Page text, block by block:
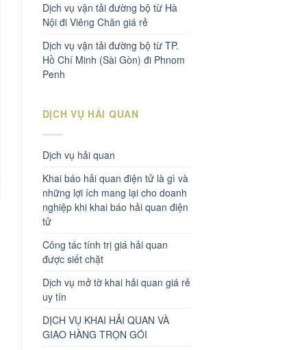
Dịch vụ vận tải đường bộ từ Hà
Nội đi Viêng Chăn giá rẻ
Dịch vụ vận tải đường bộ từ TP.
Hồ Chí Minh (Sài Gòn) đi Phnom
Penh
DỊCH VỤ HẢI QUAN
Dịch vụ hải quan
Khai báo hải quan điện tử là gì và
những lợi ích mang lại cho doanh
nghiệp khi khai báo hải quan điện
tử
Công tác tính trị giá hải quan
được siết chặt
Dịch vụ mở tờ khai hải quan giá rẻ
uy tín
DỊCH VỤ KHAI HẢI QUAN VÀ
GIAO HÀNG TRỌN GÓI